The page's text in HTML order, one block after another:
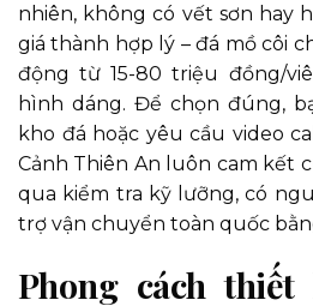
nhiên, không có vết sơn hay
giá thành hợp lý – đá mồ côi
động từ 15-80 triệu đồng/
hình dáng. Để chọn đúng,
kho đá hoặc yêu cầu video
Cảnh Thiên An luôn cam kết
qua kiểm tra kỹ lưỡng, có
trợ vận chuyển toàn quốc
Phong cách